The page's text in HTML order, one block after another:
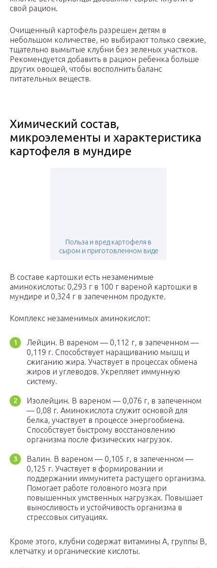
свой рацион.
Очищенный картофель разрешен детям в
небольшом количестве, но выбирают только свежие,
тщательно вымытые клубни без зеленых участков.
Рекомендуется добавить в рацион ребенка больше
других овощей, чтобы восполнить баланс
питательных веществ.
Химический состав,
микроэлементы и характеристика
картофеля в мундире
Польза и вред картофеля в
сыром и приготовленном виде
В составе картошки есть незаменимые
аминокислоты: 0,293 г в 100 г вареной картошки в
мундире и 0,324 г в запеченном продукте.
Комплекс незаменимых аминокислот:
Лейцин. В вареном — 0,112 г, в запеченном —
0,119 г. Способствует наращиванию мышц и
сжиганию жира. Участвует в процессах обмена
жиров и углеводов. Укрепляет иммунную
систему.
Изолейцин. В вареном — 0,076 г, в запеченном
— 0,08 г. Аминокислота служит основой для
белка, участвует в процессе энергообмена.
Способствует быстрому восстановлению
организма после физических нагрузок.
Валин. В вареном — 0,105 г, в запеченном —
0,125 г. Участвует в формировании и
поддержании иммунитета растущего организма.
Помогает работе головного мозга при
повышенных умственных нагрузках. Повышает
выносливость и устойчивость организма в
стрессовых ситуациях.
Кроме этого, клубни содержат витамины А, группы В,
клетчатку и органические кислоты.